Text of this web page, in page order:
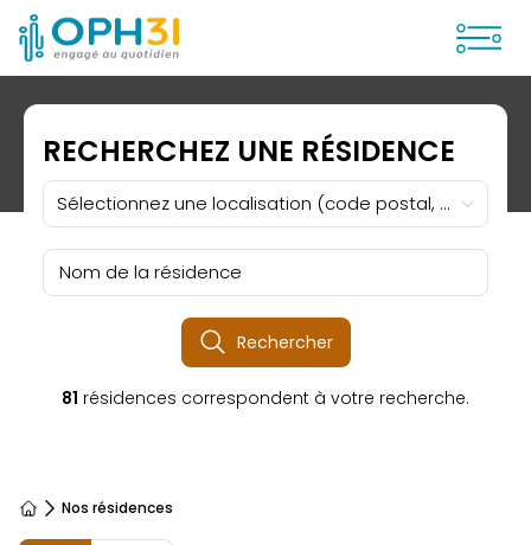
RECHERCHEZ UNE RÉSIDENCE
Sélectionnez une localisation (code postal, commune, ville)
Nom de la résidence
Rechercher
81 résidences correspondent à votre recherche.
AccueilNos résidences